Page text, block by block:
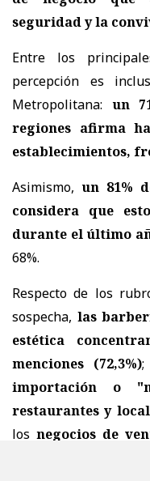
seguridad y la
Entre los
percepción es
Metropolitana: un
regiones afirma
establecimientos,
Asimismo, un 81%
considera que
durante el último
68%.
Respecto de los
sospecha, las
estética
menciones (72,3%);
importación o
restaurantes y
los negocios de